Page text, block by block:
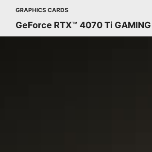
GRAPHICS CARDS
GeForce RTX™ 4070 Ti GAMING